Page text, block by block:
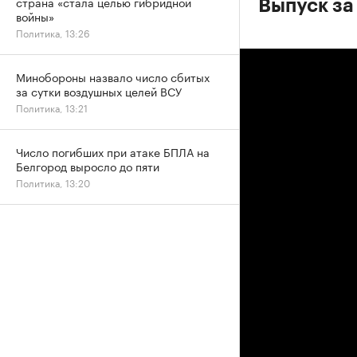
Выпуск
войны»
Политика, 13:26
Минобороны назвало число сбитых
за сутки воздушных целей ВСУ
Политика, 13:21
Число погибших при атаке БПЛА на
Белгород выросло до пяти
Политика, 13:20